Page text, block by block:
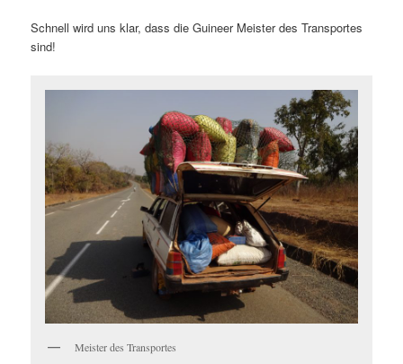
Schnell wird uns klar, dass die Guineer Meister des Transportes
sind!
Meister des Transportes